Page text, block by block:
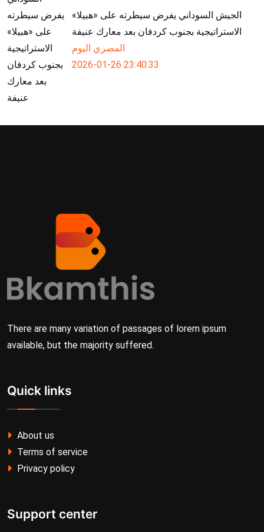
الجيش السوداني يفرض سيطرته على «هبيلا»
الاستراتيجية بجنوب كردفان بعد معارك عنيفة
المصري اليوم
2026-01-26 23:40:33
There are many variation of passages of lorem ipsum
available, but the majority suffered.
Quick links
About us
Terms of service
Privacy policy
Support center